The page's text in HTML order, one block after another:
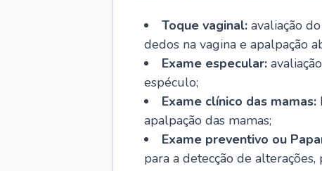
Toque vaginal: avaliação
dedos na vagina e apalpação
Exame especular:
espéculo;
Exame clínico das mamas:
apalpação das mamas;
Exame preventivo ou
para a detecção de